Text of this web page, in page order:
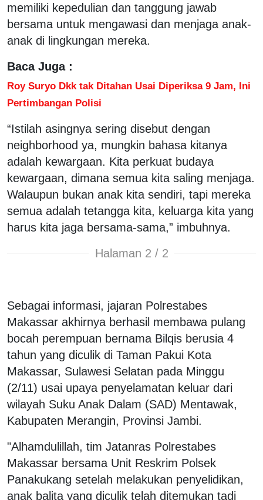
memiliki kepedulian dan tanggung jawab
bersama untuk mengawasi dan menjaga anak-
anak di lingkungan mereka.
Baca Juga :
Roy Suryo Dkk tak Ditahan Usai Diperiksa 9 Jam, Ini
Pertimbangan Polisi
“Istilah asingnya sering disebut dengan
neighborhood ya, mungkin bahasa kitanya
adalah kewargaan. Kita perkuat budaya
kewargaan, dimana semua kita saling menjaga.
Walaupun bukan anak kita sendiri, tapi mereka
semua adalah tetangga kita, keluarga kita yang
harus kita jaga bersama-sama,” imbuhnya.
Halaman 2 / 2
Sebagai informasi, jajaran Polrestabes
Makassar akhirnya berhasil membawa pulang
bocah perempuan bernama Bilqis berusia 4
tahun yang diculik di Taman Pakui Kota
Makassar, Sulawesi Selatan pada Minggu
(2/11) usai upaya penyelamatan keluar dari
wilayah Suku Anak Dalam (SAD) Mentawak,
Kabupaten Merangin, Provinsi Jambi.
"Alhamdulillah, tim Jatanras Polrestabes
Makassar bersama Unit Reskrim Polsek
Panakukang setelah melakukan penyelidikan,
anak balita yang diculik telah ditemukan tadi